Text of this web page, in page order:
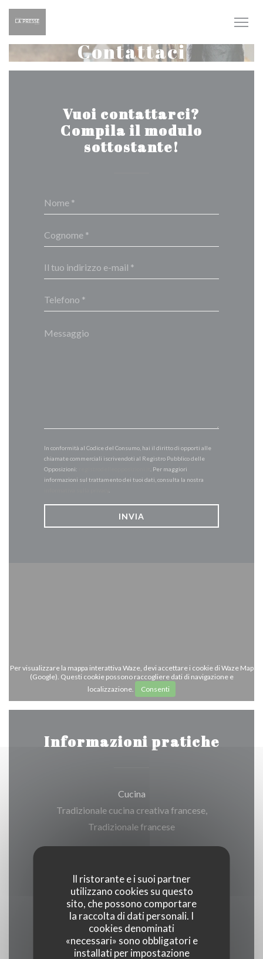
Personalizzazione delle tue scelte sui cookie
Il ristorante e i suoi partner
utilizzano cookies su questo
sito, che possono comportare
la raccolta di dati personali. I
cookies denominati
«necessari» sono obbligatori e
installati per impostazione
Contattaci
Vuoi contattarci?
Compila il modulo
sottostante!
In conformità al Codice del Consumo, hai il diritto di opporti alle
chiamate commerciali iscrivendoti al Registro Pubblico delle
Opposizioni:
. Per maggiori
informazioni sul trattamento dei tuoi dati, consulta la nostra
Per visualizzare la mappa interattiva Waze, devi accettare i cookie di Waze Map
(Google). Questi cookie possono raccogliere dati di navigazione e
localizzazione.
Consenti
Informazioni pratiche
Cucina
Tradizionale cucina creativa francese,
Tradizionale francese
Bar - Brasserie
Servizi
Privatizzazione, Terrazzo, Ristorante o da
asporto, Ordine da asporto